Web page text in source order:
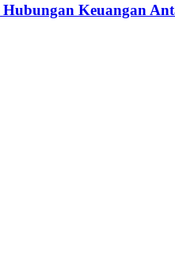
Keuangan